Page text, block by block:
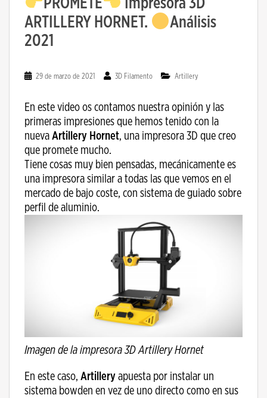
PROMETE
Impresora 3D
ARTILLERY HORNET.
Análisis
2021
29 de marzo de 2021 3D Filamento Artillery
En este video os contamos nuestra opinión y las
primeras impresiones que hemos tenido con la
nueva Artillery Hornet, una impresora 3D que creo
que promete mucho.
Tiene cosas muy bien pensadas, mecánicamente es
una impresora similar a todas las que vemos en el
mercado de bajo coste, con sistema de guiado sobre
perfil de aluminio.
Imagen de la impresora 3D Artillery Hornet
En este caso, Artillery apuesta por instalar un
sistema bowden en vez de uno directo como en sus